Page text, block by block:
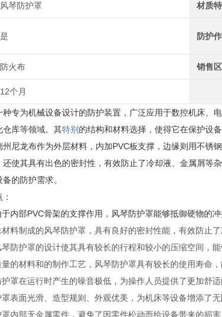
风琴防护罩 材质
是 防护
防火布 销售
12个月
种专为机械设备设计的防护装置，广泛应用于数控机床、
仓库等领域。其特别 的结构和材料选择，使得它在保护设
尼龙布作为外层材料，内加PVC板支撑，边缘则用不锈
使其具有出色的密封性，有效防止了冷却液、金属屑等
的防护需求。
内部PVC骨架的支撑作用，风琴防护罩能够抵御硬物的
料制成的风琴防护罩，具有良好的密封性能，有效防止
防护罩的设计使其具有较长的行程和较小的压缩空间，
的材料和的制作工艺，风琴防护罩具有较长的使用寿命
罩在运行时产生的噪音极低，为操作人员提供了更加舒适
表面光滑、造型规则、外观优美，为机床等设备增添了无
内部无金属零件，避免了因零件松动而给设备带来的损